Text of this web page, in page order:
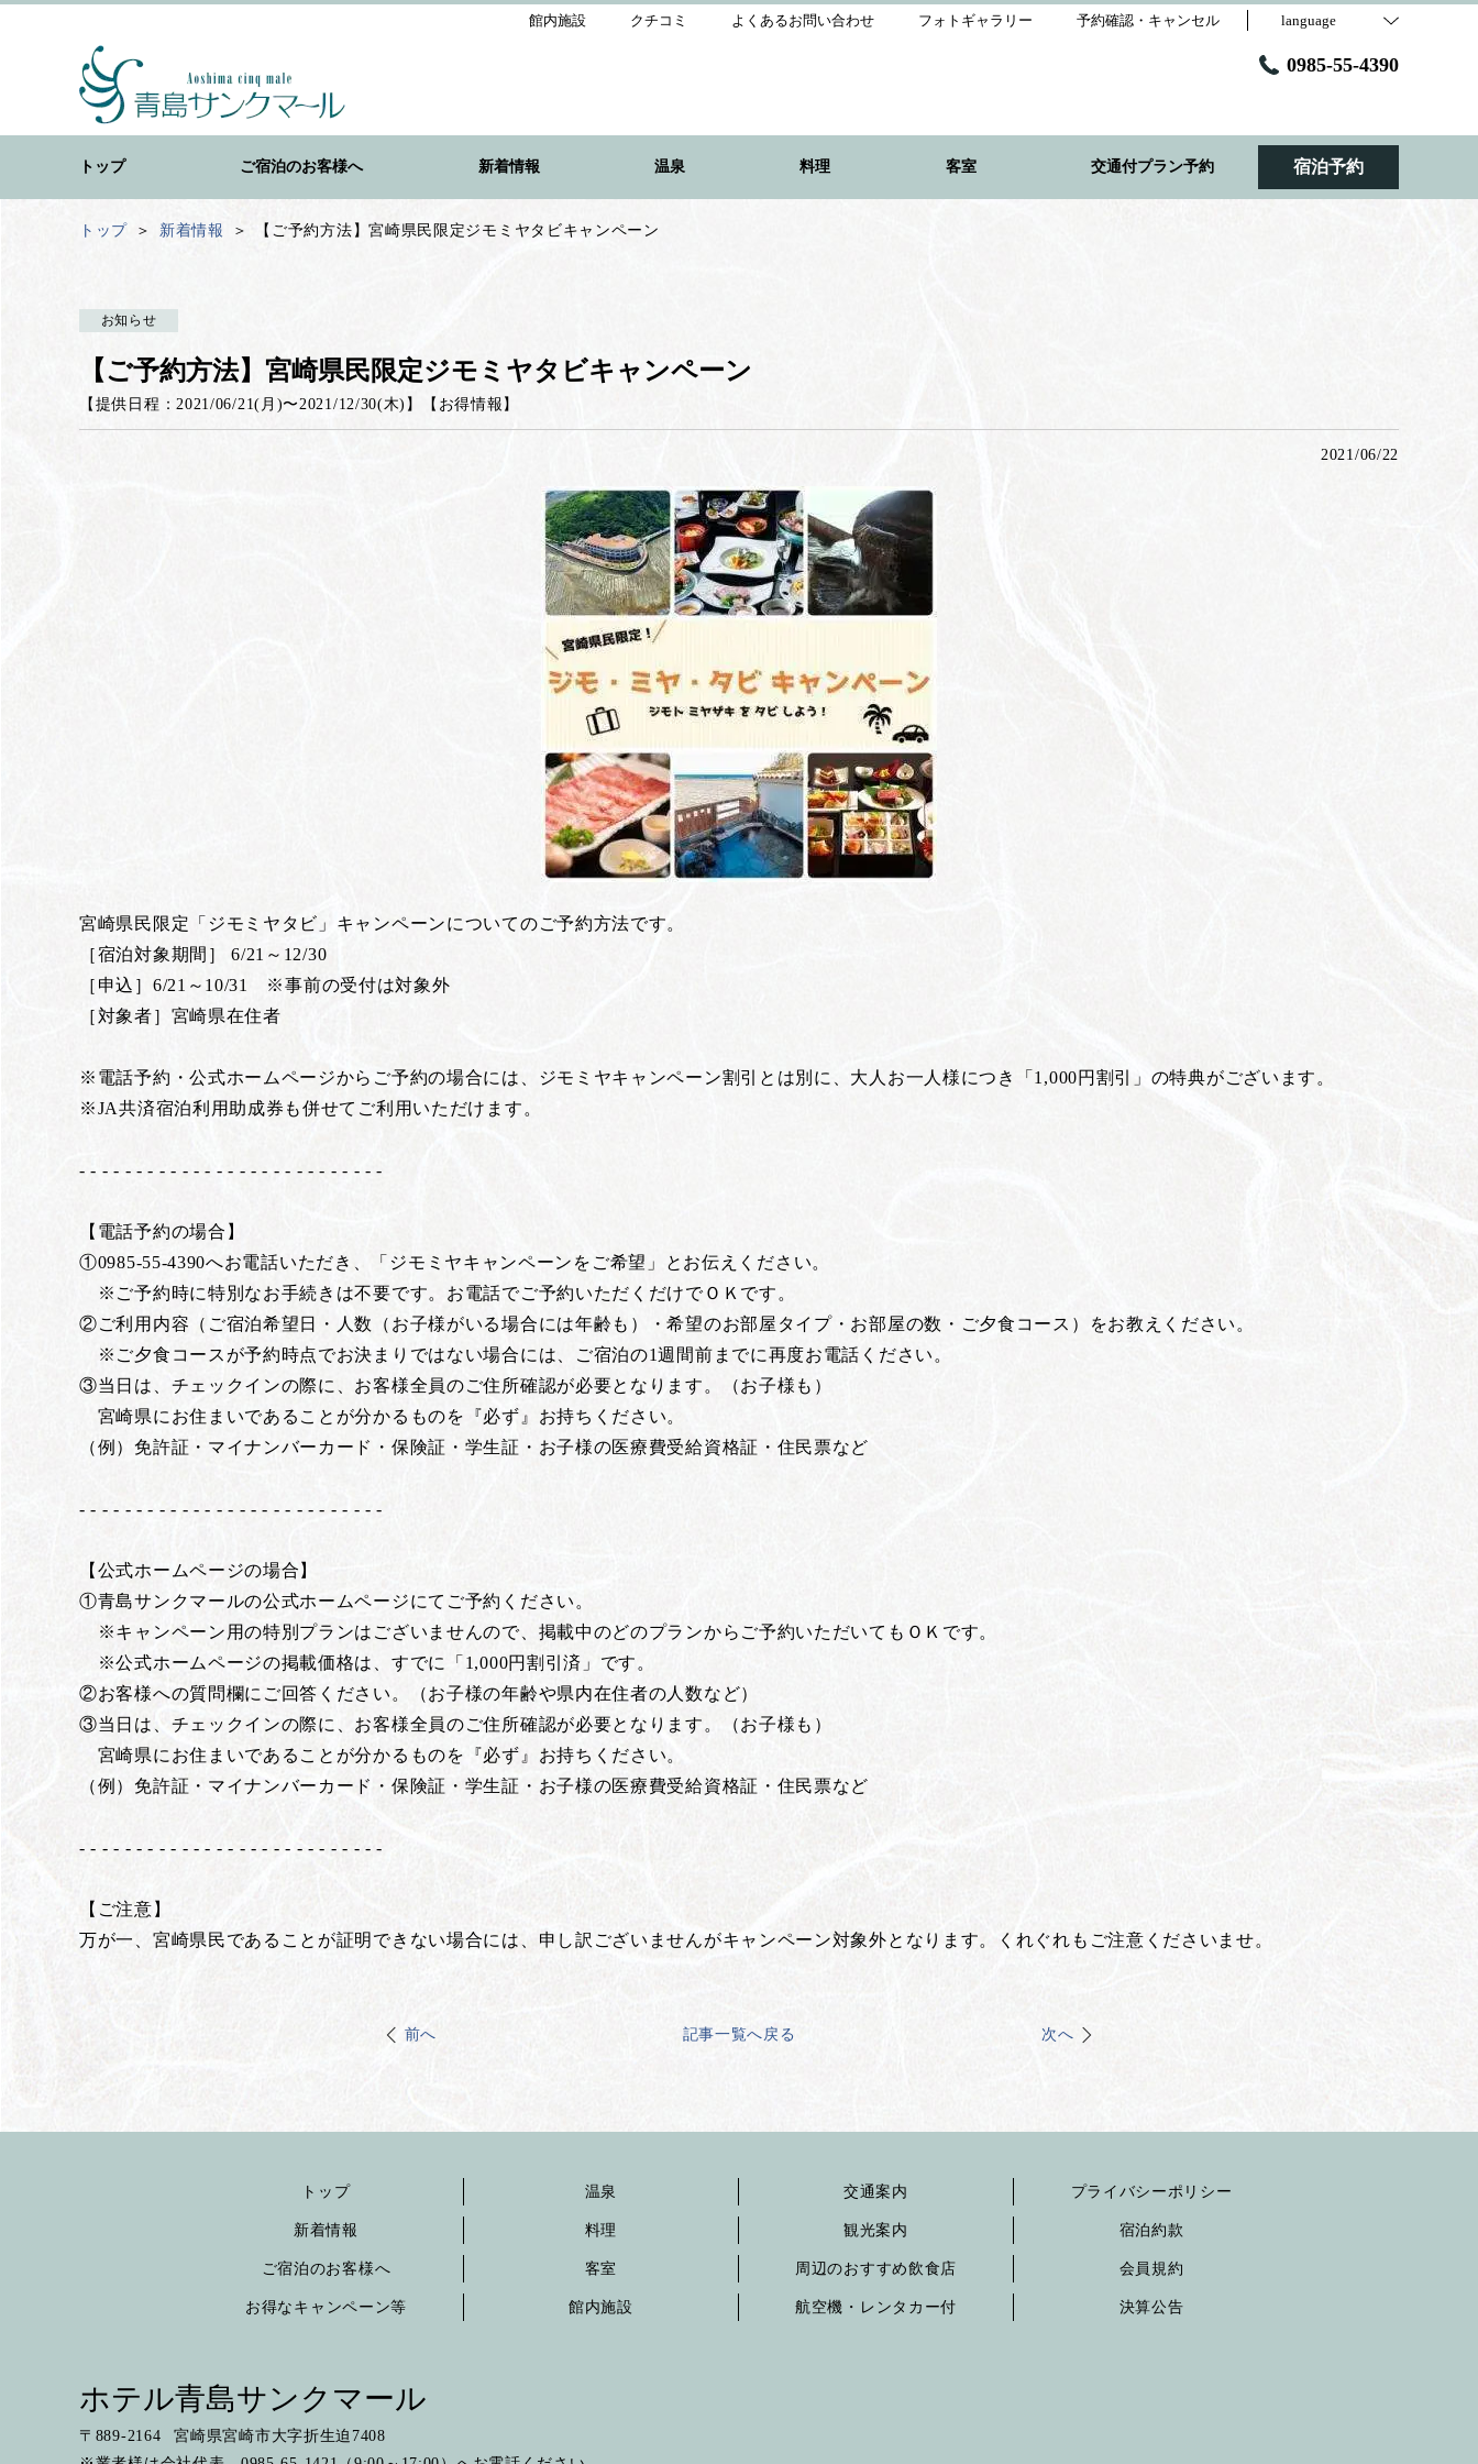
館内施設 クチコミ よくあるお問い合わせ フォトギャラリー 予約確認・キャンセル language
0985-55-4390
トップ ご宿泊のお客様へ 新着情報 温泉 料理 客室 交通付プラン予約 宿泊予約
トップ 新着情報 【ご予約方法】宮崎県民限定ジモミヤタビキャンペーン
お知らせ
【ご予約方法】宮崎県民限定ジモミヤタビキャンペーン
【提供日程：2021/06/21(月)〜2021/12/30(木) 】 【 お得情報 】
2021/06/22
宮崎県民限定「ジモミヤタビ」キャンペーンについてのご予約方法です。
［宿泊対象期間］ 6/21～12/30
［申込］6/21～10/31 ※事前の受付は対象外
［対象者］宮崎県在住者
※電話予約・公式ホームページからご予約の場合には、ジモミヤキャンペーン割引とは別に、大人お一人様につき「1,000円割引」の特典がございます。
※JA共済宿泊利用助成券も併せてご利用いただけます。
- - - - - - - - - - - - - - - - - - - - - - - - - - -
【電話予約の場合】
①0985-55-4390へお電話いただき、「ジモミヤキャンペーンをご希望」とお伝えください。
※ご予約時に特別なお手続きは不要です。お電話でご予約いただくだけでＯＫです。
②ご利用内容（ご宿泊希望日・人数（お子様がいる場合には年齢も）・希望のお部屋タイプ・お部屋の数・ご夕食コース）をお教えください。
※ご夕食コースが予約時点でお決まりではない場合には、ご宿泊の1週間前までに再度お電話ください。
③当日は、チェックインの際に、お客様全員のご住所確認が必要となります。（お子様も）
宮崎県にお住まいであることが分かるものを『必ず』お持ちください。
（例）免許証・マイナンバーカード・保険証・学生証・お子様の医療費受給資格証・住民票など
- - - - - - - - - - - - - - - - - - - - - - - - - - -
【公式ホームページの場合】
①青島サンクマールの公式ホームページにてご予約ください。
※キャンペーン用の特別プランはございませんので、掲載中のどのプランからご予約いただいてもＯＫです。
※公式ホームページの掲載価格は、すでに「1,000円割引済」です。
②お客様への質問欄にご回答ください。（お子様の年齢や県内在住者の人数など）
③当日は、チェックインの際に、お客様全員のご住所確認が必要となります。（お子様も）
宮崎県にお住まいであることが分かるものを『必ず』お持ちください。
（例）免許証・マイナンバーカード・保険証・学生証・お子様の医療費受給資格証・住民票など
- - - - - - - - - - - - - - - - - - - - - - - - - - -
【ご注意】
万が一、宮崎県民であることが証明できない場合には、申し訳ございませんがキャンペーン対象外となります。くれぐれもご注意くださいませ。
前へ 記事一覧へ戻る 次へ
トップ
新着情報
ご宿泊のお客様へ
お得なキャンペーン等
温泉
料理
客室
館内施設
交通案内
観光案内
周辺のおすすめ飲食店
航空機・レンタカー付
プライバシーポリシー
宿泊約款
会員規約
決算公告
ホテル青島サンクマール
〒 889-2164
宮崎県宮崎市大字折生迫7408